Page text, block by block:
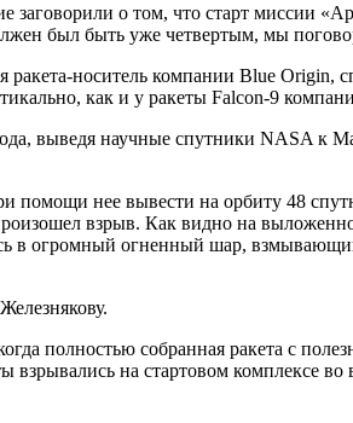
заговорили о том, что старт миссии
был быть уже четвертым, мы
носитель компании Blue
как и у ракеты Falcon-9
выведя научные спутники NASA к
помощи нее вывести на орбиту 48
взрыв. Как видно на
в огромный огненный шар,
полностью собранная ракета с
на стартовом комплексе во